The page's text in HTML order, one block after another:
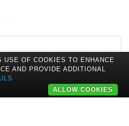
OF COOKIES TO ENHANCE
AND PROVIDE ADDITIONAL
ALLOW COOKIES